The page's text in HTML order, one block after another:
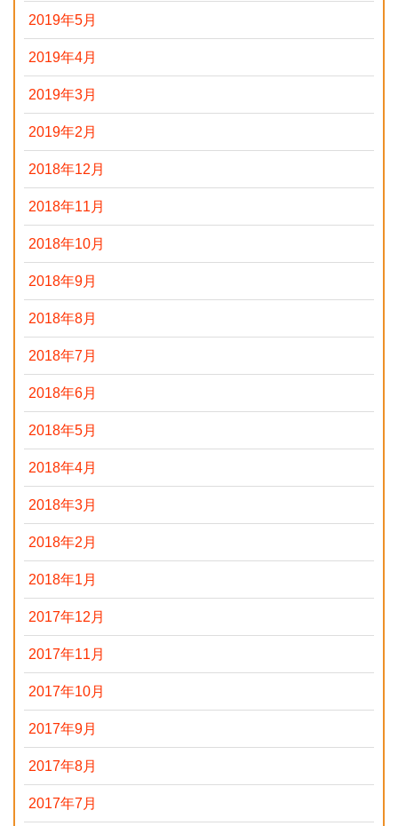
2019年5月
2019年4月
2019年3月
2019年2月
2018年12月
2018年11月
2018年10月
2018年9月
2018年8月
2018年7月
2018年6月
2018年5月
2018年4月
2018年3月
2018年2月
2018年1月
2017年12月
2017年11月
2017年10月
2017年9月
2017年8月
2017年7月